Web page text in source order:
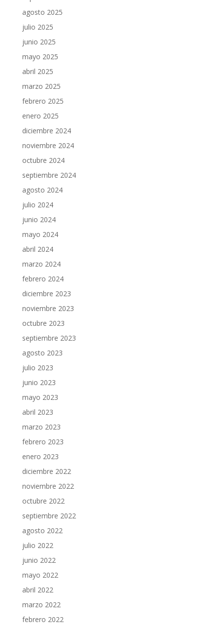
agosto 2025
julio 2025
junio 2025
mayo 2025
abril 2025
marzo 2025
febrero 2025
enero 2025
diciembre 2024
noviembre 2024
octubre 2024
septiembre 2024
agosto 2024
julio 2024
junio 2024
mayo 2024
abril 2024
marzo 2024
febrero 2024
diciembre 2023
noviembre 2023
octubre 2023
septiembre 2023
agosto 2023
julio 2023
junio 2023
mayo 2023
abril 2023
marzo 2023
febrero 2023
enero 2023
diciembre 2022
noviembre 2022
octubre 2022
septiembre 2022
agosto 2022
julio 2022
junio 2022
mayo 2022
abril 2022
marzo 2022
febrero 2022